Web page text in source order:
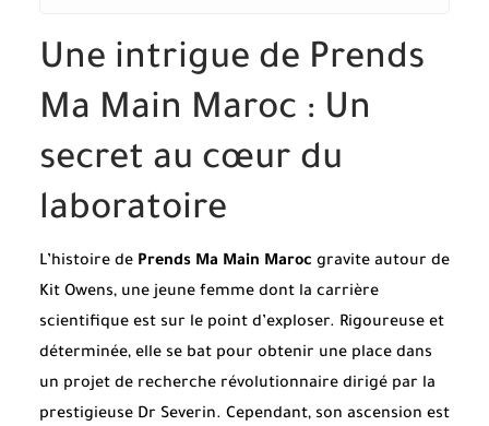
Une intrigue de Prends
Ma Main Maroc : Un
secret au cœur du
laboratoire
L’histoire de Prends Ma Main Maroc gravite autour de
Kit Owens, une jeune femme dont la carrière
scientifique est sur le point d’exploser. Rigoureuse et
déterminée, elle se bat pour obtenir une place dans
un projet de recherche révolutionnaire dirigé par la
prestigieuse Dr Severin. Cependant, son ascension est